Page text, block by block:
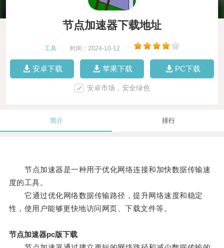
节点加速器下载地址
工具 时间：2024-10-12
安卓下载 苹果下载 PC下载
安卓市场，安全绿色
简介 排行
节点加速器是一种用于优化网络连接和加快数据传输速
度的工具。
它通过优化网络数据传输路径，提升网络速度和稳定
性，使用户能够更快地访问网页、下载文件等。
节点加速器pc版下载